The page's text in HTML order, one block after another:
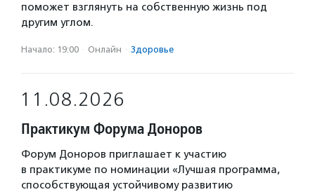
поможет взглянуть на собственную жизнь под
другим углом.
Начало: 19:00 · Онлайн · Здоровье
11.08.2026
Практикум Форума Доноров
Форум Доноров приглашает к участию
в практикуме по номинации «Лучшая программа,
способствующая устойчивому развитию